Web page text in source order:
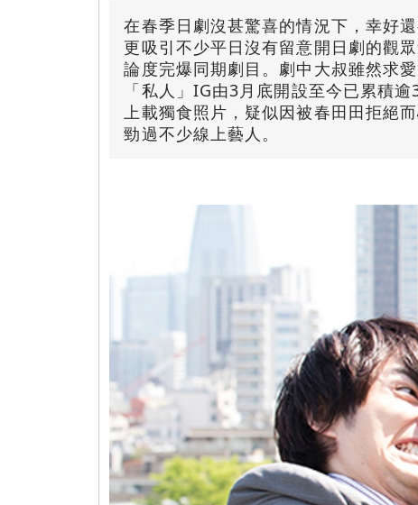
在春季日劇沒甚驚喜的情況下，幸好
更吸引不少平日沒有留意開日劇的觀
論度完爆同期劇目。 劇中大叔雖然求
「私人」IG由3月底開設至今已累積
上載獨食照片，疑似因被春田田拒絕
勁過不少線上藝人。